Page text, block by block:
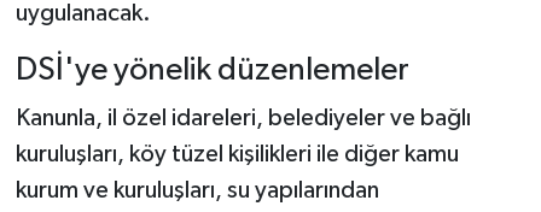
uygulanacak.
DSİ'ye yönelik düzenlemeler
Kanunla, il özel idareleri, belediyeler ve bağlı
kuruluşları, köy tüzel kişilikleri ile diğer kamu
kurum ve kuruluşları, su yapılarından